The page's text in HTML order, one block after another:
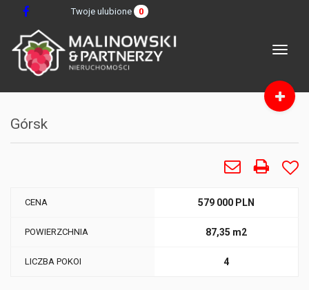
Twoje ulubione 0
Toggle
Górsk
CENA 579 000 PLN
POWIERZCHNIA 87,35 m2
LICZBA POKOI 4